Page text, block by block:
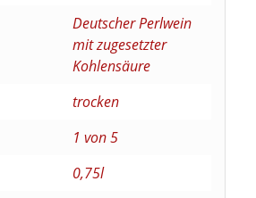
Deutscher Perlwein
mit zugesetzter
Kohlensäure
trocken
1 von 5
0,75l